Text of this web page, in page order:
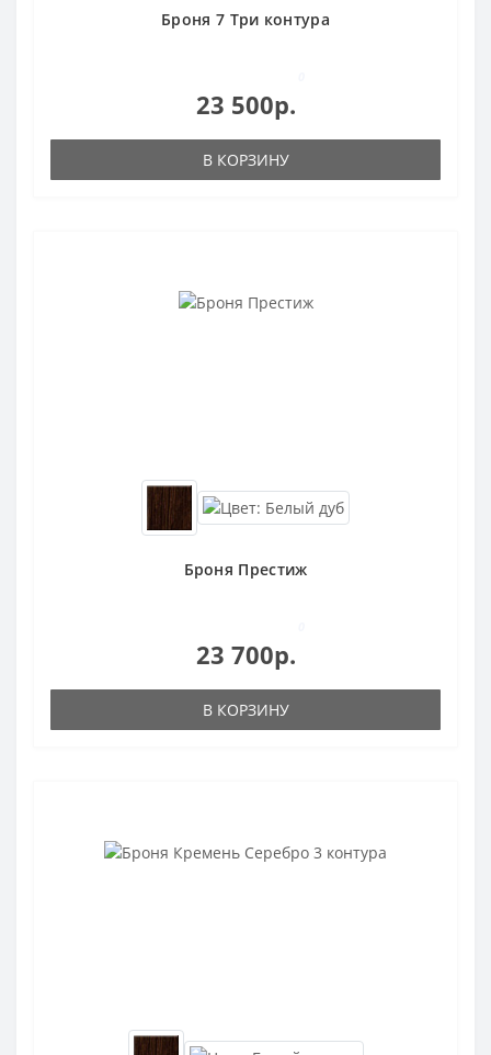
Броня 7 Три контура
23 500р.
В КОРЗИНУ
Броня Престиж
23 700р.
В КОРЗИНУ